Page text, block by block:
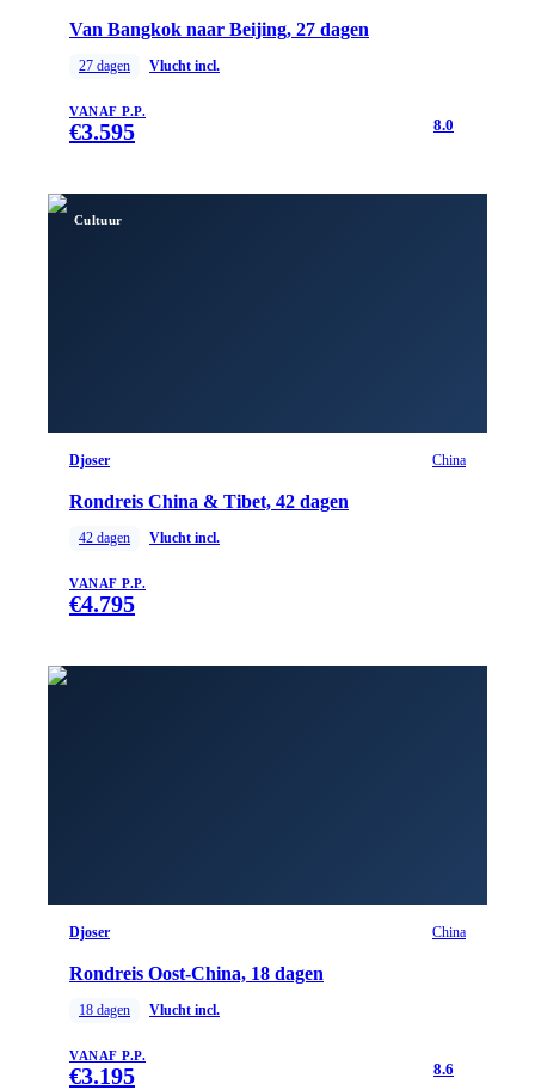
Van Bangkok naar Beijing, 27 dagen
27 dagen Vlucht incl.
VANAF P.P.
€3.595 8.0
Cultuur
Djoser China
Rondreis China & Tibet, 42 dagen
42 dagen Vlucht incl.
VANAF P.P.
€4.795
Djoser China
Rondreis Oost-China, 18 dagen
18 dagen Vlucht incl.
VANAF P.P.
€3.195 8.6